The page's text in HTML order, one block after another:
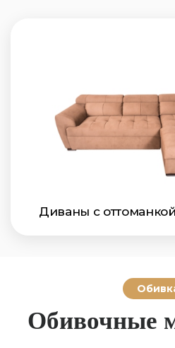
Диваны с оттоманкой
Обивочные